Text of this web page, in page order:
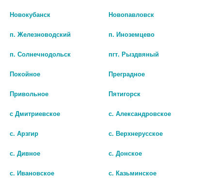
шт
В КОРЗИНУ
Новокубанск Новопавловск
п. Железноводский п. Иноземцево
п. Солнечнодольск пгт. Рыздвяный
Покойное Преградное
Привольное Пятигорск
с Дмитриевское с. Александровское
с. Арзгир с. Верхнерусское
с. Дивное с. Донское
с. Ивановское с. Казьминское